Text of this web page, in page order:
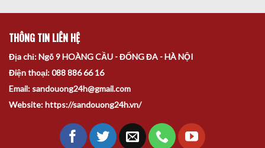
THÔNG TIN LIÊN HỆ
Địa chỉ: Ngõ 9 HOÀNG CẦU - ĐỐNG ĐA - HÀ NỘI
Điện thoại: 088 886 66 16
Email: sandouong24h@gmail.com
Website: https://sandouong24h.vn/